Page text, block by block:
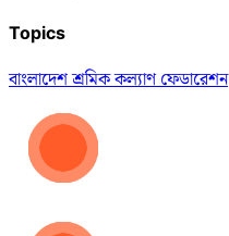
Topics
বাংলাদেশ শ্রমিক কল্যাণ ফেডারেশন